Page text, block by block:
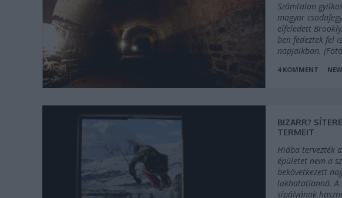
Számtalan
magyar
elfeledett
ben fedeztek fel
napjaikban.
4KOMMENT
BIZARR?
TERMEIT
Hiába tervezték
épületet nem a
bekövetkezett
lakhatatlanná. A
sípályának